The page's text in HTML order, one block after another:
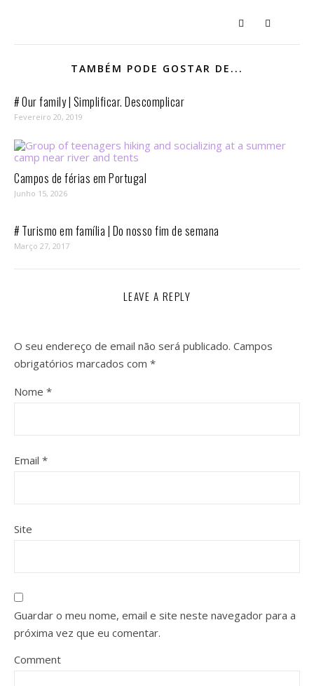
TAMBÉM PODE GOSTAR DE...
# Our family | Simplificar. Descomplicar
Fevereiro 20, 2019
Campos de férias em Portugal
Junho 15, 2026
# Turismo em família | Do nosso fim de semana
Março 27, 2017
LEAVE A REPLY
O seu endereço de email não será publicado. Campos
obrigatórios marcados com *
Nome *
Email *
Site
Guardar o meu nome, email e site neste navegador para a
próxima vez que eu comentar.
Comment